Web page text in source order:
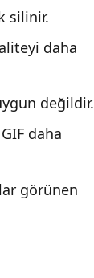
silinir.
daha
değildir.
daha
görünen